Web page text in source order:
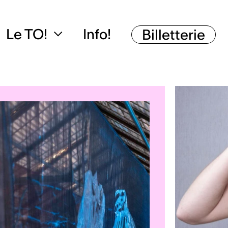
Le TO! Info! Billetterie